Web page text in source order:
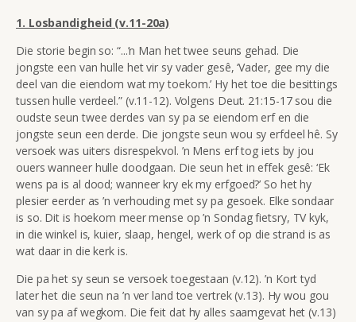
1. Losbandigheid (v.11-20a)
Die storie begin so: “...’n Man het twee seuns gehad. Die
jongste een van hulle het vir sy vader gesê, ‘Vader, gee my die
deel van die eiendom wat my toekom.’ Hy het toe die besittings
tussen hulle verdeel.” (v.11-12). Volgens Deut. 21:15-17 sou die
oudste seun twee derdes van sy pa se eiendom erf en die
jongste seun een derde. Die jongste seun wou sy erfdeel hê. Sy
versoek was uiters disrespekvol. ’n Mens erf tog iets by jou
ouers wanneer hulle doodgaan. Die seun het in effek gesê: ‘Ek
wens pa is al dood; wanneer kry ek my erfgoed?’ So het hy
plesier eerder as ’n verhouding met sy pa gesoek. Elke sondaar
is so. Dit is hoekom meer mense op ’n Sondag fietsry, TV kyk,
in die winkel is, kuier, slaap, hengel, werk of op die strand is as
wat daar in die kerk is.
Die pa het sy seun se versoek toegestaan (v.12). ’n Kort tyd
later het die seun na ’n ver land toe vertrek (v.13). Hy wou gou
van sy pa af wegkom. Die feit dat hy alles saamgevat het (v.13)